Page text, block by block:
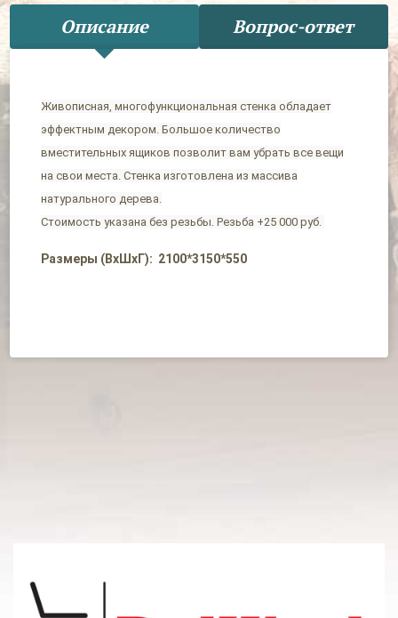
Описание Вопрос-ответ
Живописная, многофункциональная стенка обладает
эффектным декором. Большое количество
вместительных ящиков позволит вам убрать все вещи
на свои места. Стенка изготовлена из массива
натурального дерева.
Стоимость указана без резьбы. Резьба +25 000 руб.
Размеры (ВхШхГ): 2100*3150*550